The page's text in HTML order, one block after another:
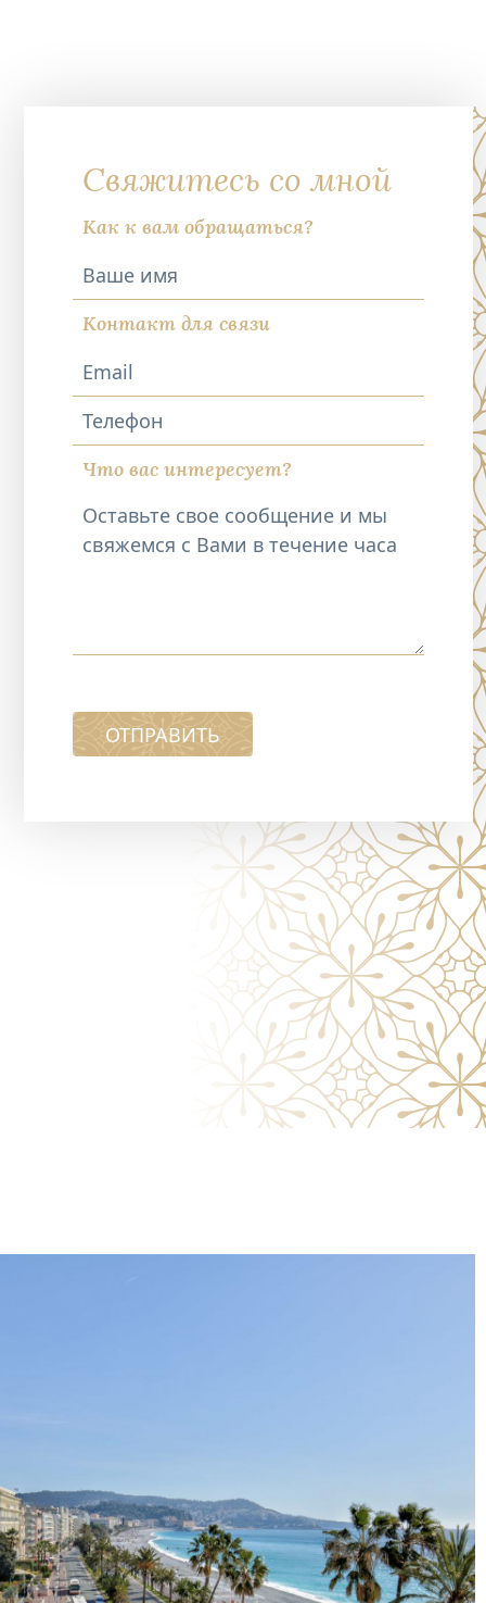
Свяжитесь со мной
Как к вам обращаться?
Контакт для связи
Телефон
Что вас интересует?
ОТПРАВИТЬ